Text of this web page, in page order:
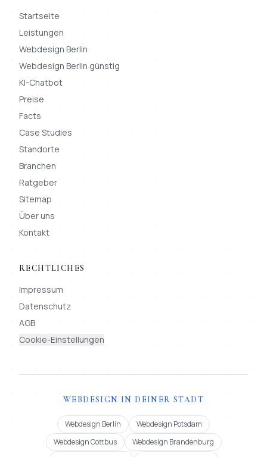
Startseite
Leistungen
Webdesign Berlin
Webdesign Berlin günstig
KI-Chatbot
Preise
Facts
Case Studies
Standorte
Branchen
Ratgeber
Sitemap
Über uns
Kontakt
RECHTLICHES
Impressum
Datenschutz
AGB
Cookie-Einstellungen
WEBDESIGN IN DEINER STADT
Webdesign Berlin
Webdesign Potsdam
Webdesign Cottbus
Webdesign Brandenburg